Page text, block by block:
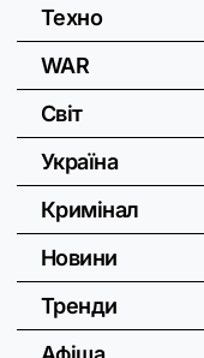
Техно
WAR
Світ
Україна
Кримінал
Новини
Тренди